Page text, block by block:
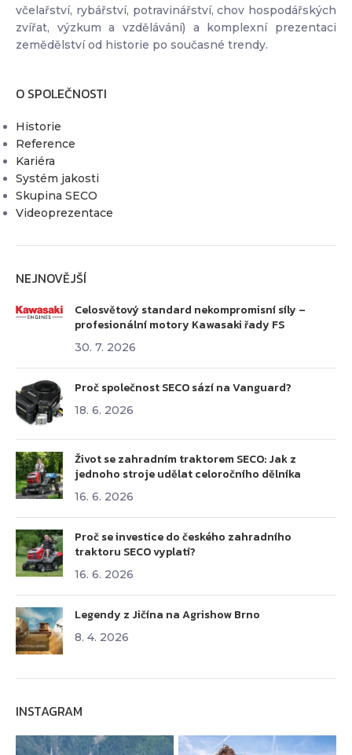
včelařství, rybářství, potravinářství, chov hospodářských
zvířat, výzkum a vzdělávání) a komplexní prezentaci
zemědělství od historie po současné trendy.
O SPOLEČNOSTI
Historie
Reference
Kariéra
Systém jakosti
Skupina SECO
Videoprezentace
NEJNOVĚJŠÍ
Celosvětový standard nekompromisní síly –
profesionální motory Kawasaki řady FS
30. 7. 2026
Proč společnost SECO sází na Vanguard?
18. 6. 2026
Život se zahradním traktorem SECO: Jak z
jednoho stroje udělat celoročního dělníka
16. 6. 2026
Proč se investice do českého zahradního
traktoru SECO vyplatí?
16. 6. 2026
Legendy z Jičína na Agrishow Brno
8. 4. 2026
INSTAGRAM